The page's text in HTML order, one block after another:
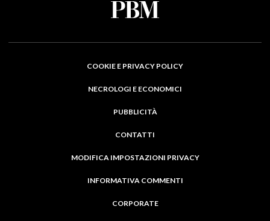
COOKIE E PRIVACY POLICY
NECROLOGI E ECONOMICI
PUBBLICITÀ
CONTATTI
MODIFICA IMPOSTAZIONI PRIVACY
INFORMATIVA COMMENTI
CORPORATE